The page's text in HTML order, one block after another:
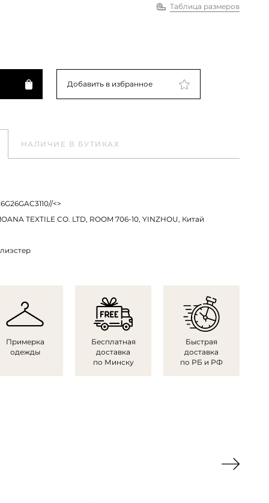
Таблица размеров
Добавить в избранное
НАЛИЧИЕ В БУТИКАХ
<>
TEXTILE CO. LTD, ROOM 706-10, YINZHOU, Китай
Примерка
одежды
Бесплатная
доставка
по Минску
Быстрая
доставка
по РБ и РФ